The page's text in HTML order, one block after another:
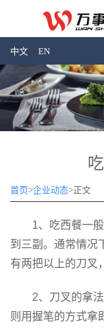
中文 EN
首页>企业动态>正文
1、吃西餐一般
到三副。通常情况
有两把以上的刀叉
2、刀叉的拿法
则用握笔的方式拿